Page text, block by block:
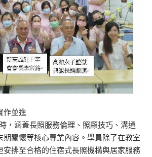
作並進
，涵蓋長照服務倫理、照顧技巧、溝通
期關懷等核心專業內容。學員除了在教室
安排至合格的住宿式長照機構與居家服務